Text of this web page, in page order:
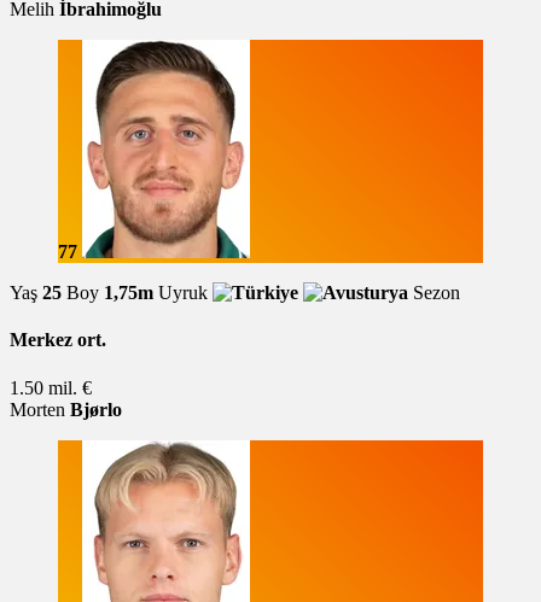
Melih İbrahimoğlu
77
Yaş 25 Boy 1,75m Uyruk Sezon
Merkez ort.
1.50 mil. €
Morten Bjørlo